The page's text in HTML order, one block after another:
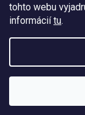
tohto webu
informáciítu.